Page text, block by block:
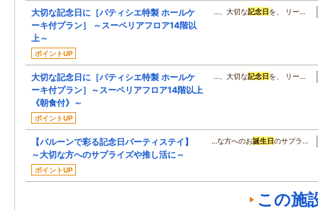
大切な記念日に［パティシエ特製 ホールケ
ーキ付プラン］ ～スーペリアフロア14階以
上～
ポイントUP
…、大切な記念日 を、 リー…
大切な記念日に［パティシエ特製 ホールケ
ーキ付プラン］～スーペリアフロア14階以上
《朝食付》～
ポイントUP
…、大切な記念日 を、 リー…
【バルーンで彩る記念日パーティステイ】
～大切な方へのサプライズや推し活に～
ポイントUP
…な方へのお誕生日のサプラ…
この施